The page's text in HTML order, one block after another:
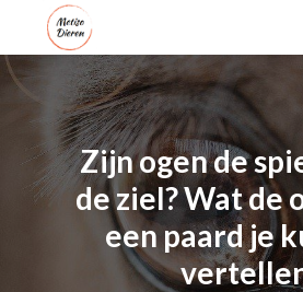
Zijn ogen de
de ziel? Wat de
een paard je